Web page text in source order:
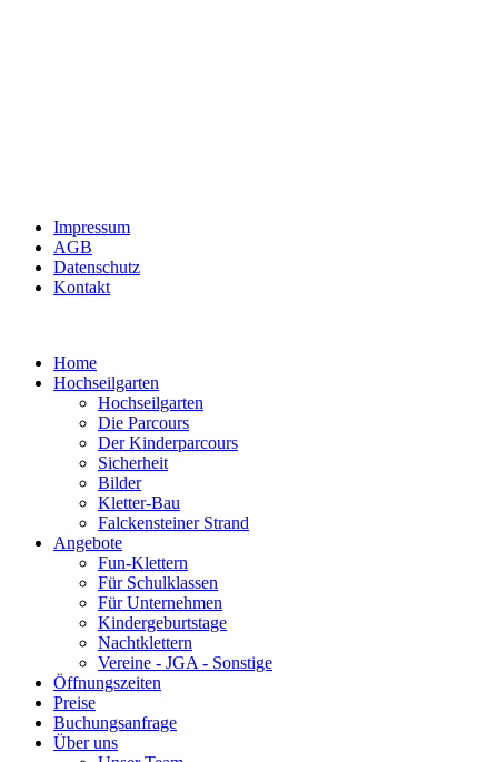
Impressum
AGB
Datenschutz
Kontakt
Home
Hochseilgarten
Hochseilgarten
Die Parcours
Der Kinderparcours
Sicherheit
Bilder
Kletter-Bau
Falckensteiner Strand
Angebote
Fun-Klettern
Für Schulklassen
Für Unternehmen
Kindergeburtstage
Nachtklettern
Vereine - JGA - Sonstige
Öffnungszeiten
Preise
Buchungsanfrage
Über uns